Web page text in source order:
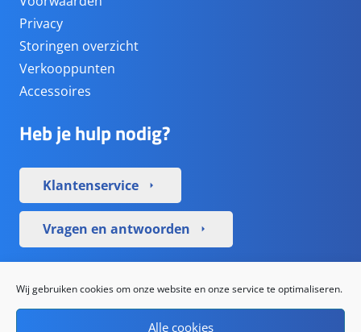
Wij gebruiken cookies om onze website en onze service te optimaliseren.
Alle cookies
Privacy
Storingen overzicht
Verkooppunten
Accessoires
Heb je hulp nodig?
Klantenservice arrow_right
Vragen en antwoorden arrow_right
Sociale media